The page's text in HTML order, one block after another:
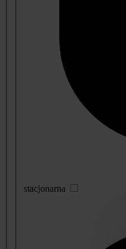
stacjonarna